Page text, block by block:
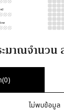
นี
าส
มาณจำนวน
(0)
ไม่พบข้อมูล